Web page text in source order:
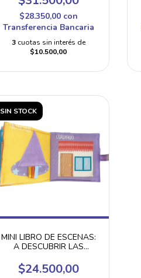
$28.350,00 con
Transferencia Bancaria
3 cuotas sin interés de
$10.500,00
SIN STOCK
MINI LIBRO DE ESCENAS:
A DESCUBRIR LAS
$24.500,00